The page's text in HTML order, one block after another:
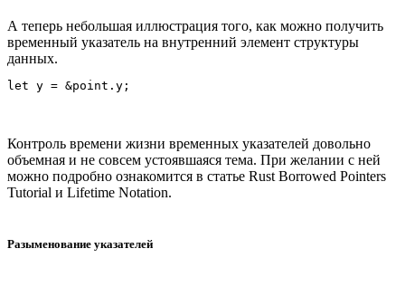
А теперь небольшая иллюстрация того, как можно получить
временный указатель на внутренний элемент структуры
данных.
Контроль времени жизни временных указателей довольно
объемная и не совсем устоявшаяся тема. При желании с ней
можно подробно ознакомится в статье Rust Borrowed Pointers
Tutorial и Lifetime Notation.
Разыменование указателей